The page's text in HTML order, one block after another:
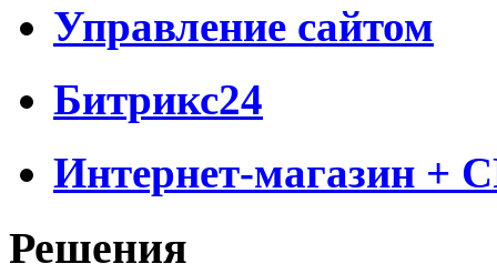
Управление сайтом
Битрикс24
Интернет-магазин +
Решения